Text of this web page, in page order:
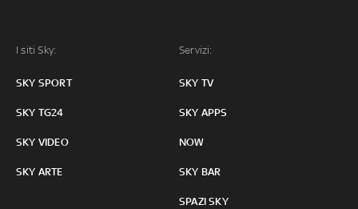
I siti Sky:
SKY SPORT
SKY TG24
SKY VIDEO
SKY ARTE
Servizi:
SKY TV
SKY APPS
NOW
SKY BAR
SPAZI SKY